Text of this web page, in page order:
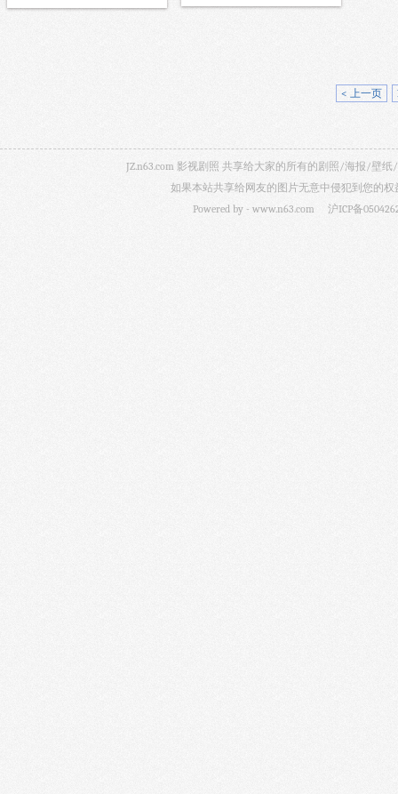
< 上一页
JZ.n63.com 影视剧照 共享给大家的所有的剧照/海报/壁
如果本站共享给网友的图片无意中侵犯到您的
Powered by - www.n63.com 沪ICP备